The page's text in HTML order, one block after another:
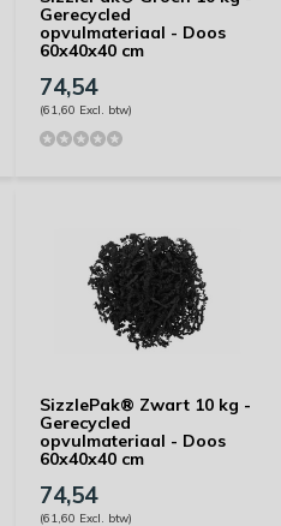
Gerecycled
opvulmateriaal - Doos
60x40x40 cm
74,54
(61,60 Excl. btw)
SizzlePak® Zwart 10 kg -
Gerecycled
opvulmateriaal - Doos
60x40x40 cm
74,54
(61,60 Excl. btw)